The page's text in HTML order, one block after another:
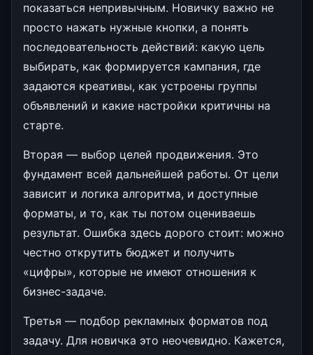
показаться непривычным. Новичку важно не
просто нажать нужные кнопки, а понять
последовательность действий: какую цель
выбирать, как формируется кампания, где
задаются креативы, как устроены группы
объявлений и какие настройки критичны на
старте.
Вторая — выбор целей продвижения. Это
фундамент всей дальнейшей работы. От цели
зависит и логика алгоритма, и доступные
форматы, и то, как ты потом оцениваешь
результат. Ошибка здесь дорого стоит: можно
честно открутить бюджет и получить
«цифры», которые не имеют отношения к
бизнес-задаче.
Третья — подбор рекламных форматов под
задачу. Для новичка это неочевидно. Кажется,